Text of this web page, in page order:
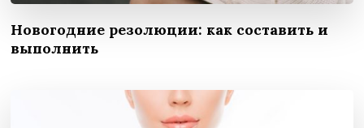
Новогодние резолюции: как составить и
выполнить